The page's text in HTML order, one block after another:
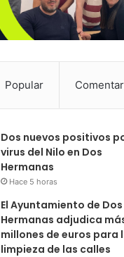
Popular
Dos nuevos positivos
virus del Nilo en Dos
Hermanas
Hace 5 horas
El Ayuntamiento de Dos
Hermanas adjudica
millones de euros para
limpieza de las calles